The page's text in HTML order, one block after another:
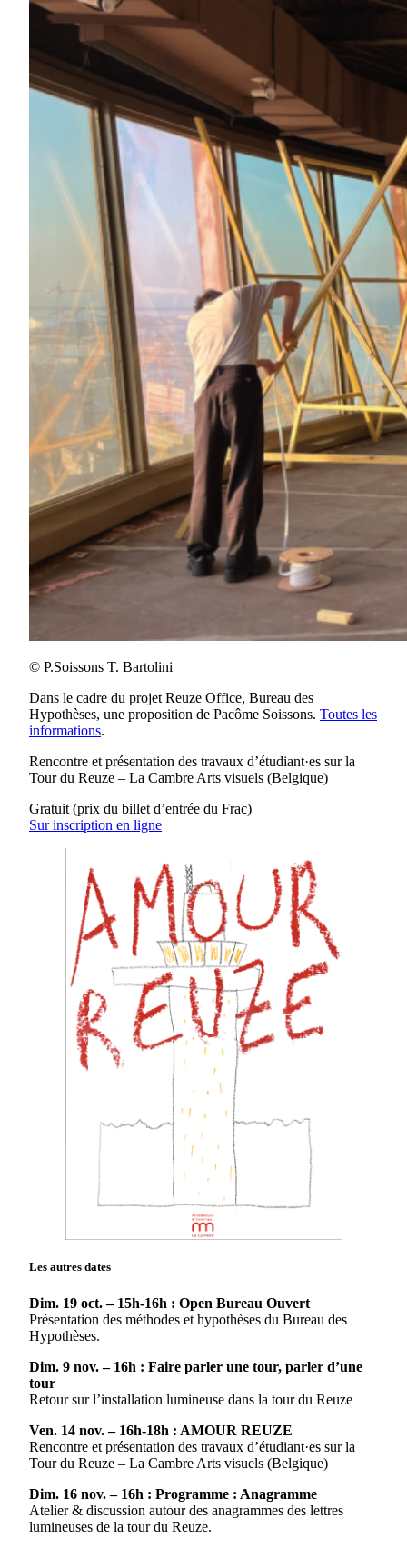
© P.Soissons T. Bartolini
Dans le cadre du projet Reuze Office, Bureau des
Hypothèses, une proposition de Pacôme Soissons. Toutes les
informations.
Rencontre et présentation des travaux d’étudiant·es sur la
Tour du Reuze – La Cambre Arts visuels (Belgique)
Gratuit (prix du billet d’entrée du Frac)
Sur inscription en ligne
Les autres dates
Dim. 19 oct. – 15h-16h : Open Bureau Ouvert
Présentation des méthodes et hypothèses du Bureau des
Hypothèses.
Dim. 9 nov. – 16h : Faire parler une tour, parler d’une
tour
Retour sur l’installation lumineuse dans la tour du Reuze
Ven. 14 nov. – 16h-18h : AMOUR REUZE
Rencontre et présentation des travaux d’étudiant·es sur la
Tour du Reuze – La Cambre Arts visuels (Belgique)
Dim. 16 nov. – 16h : Programme : Anagramme
Atelier & discussion autour des anagrammes des lettres
lumineuses de la tour du Reuze.